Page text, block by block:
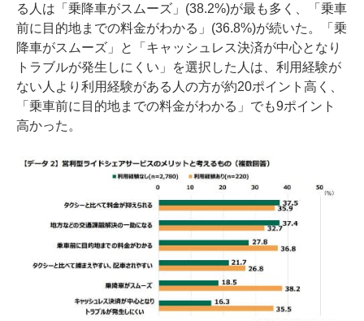
る人は「乗降車がスムーズ」(38.2%)が最も多く、「乗車
前に目的地までの料金がわかる」(36.8%)が続いた。「乗
降車がスムーズ」と「キャッシュレス決済が中心となり
トラブルが発生しにくい」を選択した人は、利用経験が
ない人より利用経験がある人の方が約20ポイント高く、
「乗車前に目的地までの料金がわかる」でも9ポイント
高かった。